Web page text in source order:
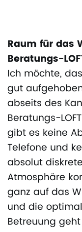
Raum für das
Beratungs-
Ich möchte,
gut
abseits des
Beratungs-
gibt es keine
Telefone und
absolut
Atmosphäre
ganz auf das
und die
Betreuung